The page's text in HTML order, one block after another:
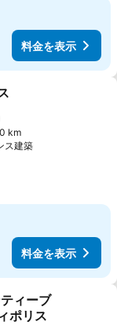
料金を表示
加
km
ス建築料金を表示
料金を表示
追加
ィーブ
ポリス